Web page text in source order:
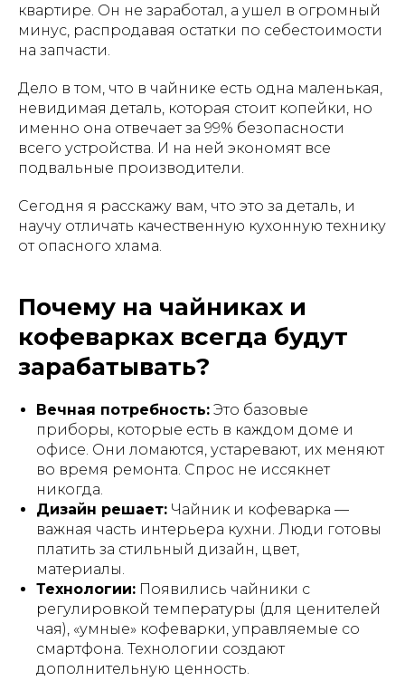
квартире. Он не заработал, а ушел в огромный
минус, распродавая остатки по себестоимости
на запчасти.
Дело в том, что в чайнике есть одна маленькая,
невидимая деталь, которая стоит копейки, но
именно она отвечает за 99% безопасности
всего устройства. И на ней экономят все
подвальные производители.
Сегодня я расскажу вам, что это за деталь, и
научу отличать качественную кухонную технику
от опасного хлама.
Почему на чайниках и
кофеварках всегда будут
зарабатывать?
Вечная потребность: Это базовые
приборы, которые есть в каждом доме и
офисе. Они ломаются, устаревают, их меняют
во время ремонта. Спрос не иссякнет
никогда.
Дизайн решает: Чайник и кофеварка —
важная часть интерьера кухни. Люди готовы
платить за стильный дизайн, цвет,
материалы.
Технологии: Появились чайники с
регулировкой температуры (для ценителей
чая), «умные» кофеварки, управляемые со
смартфона. Технологии создают
дополнительную ценность.